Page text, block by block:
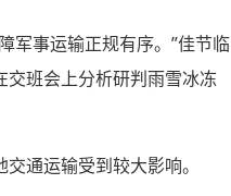
军事运输正规有序。”佳节临
班会上分析研判雨雪冰冻
通运输受到较大影响。